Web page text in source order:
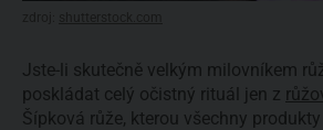
Jste-li skutečně velkým milovníkem
poskládat celý očistný rituál jen z
Šípková růže, kterou všechny